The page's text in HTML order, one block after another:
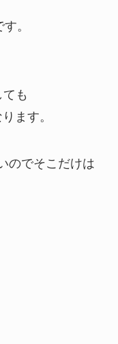
。
も
ます。
のでそこだけは